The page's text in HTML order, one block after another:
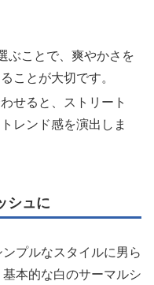
ぶことで、爽やかさを
ことが大切です。
せると、ストリート
レンド感を演出しま
シュに
プルなスタイルに男ら
本的な白のサーマルシ